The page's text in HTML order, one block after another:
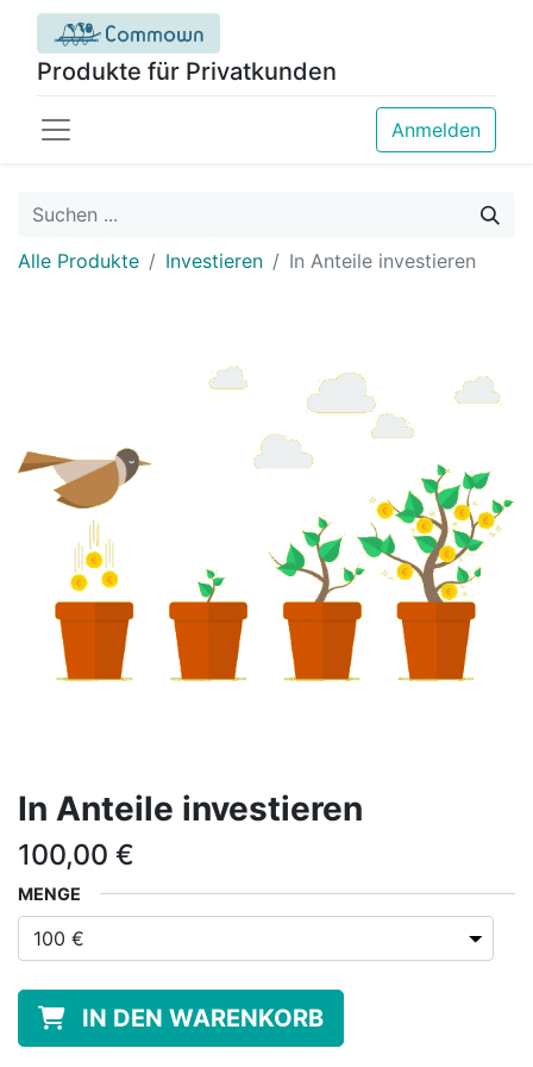
Produkte für Privatkunden
Anmelden
Alle Produkte Investieren In Anteile investieren
In Anteile investieren
100,00 €
MENGE
IN DEN WARENKORB